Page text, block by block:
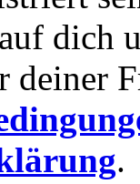
dich
deiner
.